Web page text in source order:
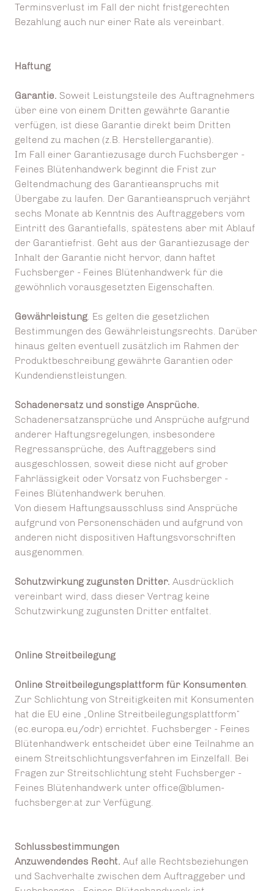
Terminsverlust im Fall der nicht fristgerechten
Bezahlung auch nur einer Rate als vereinbart.
Haftung
Garantie. Soweit Leistungsteile des Auftragnehmers
über eine von einem Dritten gewährte Garantie
verfügen, ist diese Garantie direkt beim Dritten
geltend zu machen (z.B. Herstellergarantie).
Im Fall einer Garantiezusage durch Fuchsberger -
Feines Blütenhandwerk beginnt die Frist zur
Geltendmachung des Garantieanspruchs mit
Übergabe zu laufen. Der Garantieanspruch verjährt
sechs Monate ab Kenntnis des Auftraggebers vom
Eintritt des Garantiefalls, spätestens aber mit Ablauf
der Garantiefrist. Geht aus der Garantiezusage der
Inhalt der Garantie nicht hervor, dann haftet
Fuchsberger - Feines Blütenhandwerk für die
gewöhnlich vorausgesetzten Eigenschaften.
Gewährleistung. Es gelten die gesetzlichen
Bestimmungen des Gewährleistungsrechts. Darüber
hinaus gelten eventuell zusätzlich im Rahmen der
Produktbeschreibung gewährte Garantien oder
Kundendienstleistungen.
Schadenersatz und sonstige Ansprüche.
Schadenersatzansprüche und Ansprüche aufgrund
anderer Haftungsregelungen, insbesondere
Regressansprüche, des Auftraggebers sind
ausgeschlossen, soweit diese nicht auf grober
Fahrlässigkeit oder Vorsatz von Fuchsberger -
Feines Blütenhandwerk beruhen.
Von diesem Haftungsausschluss sind Ansprüche
aufgrund von Personenschäden und aufgrund von
anderen nicht dispositiven Haftungsvorschriften
ausgenommen.
Schutzwirkung zugunsten Dritter. Ausdrücklich
vereinbart wird, dass dieser Vertrag keine
Schutzwirkung zugunsten Dritter entfaltet.
Online Streitbeilegung
Online Streitbeilegungsplattform für Konsumenten.
Zur Schlichtung von Streitigkeiten mit Konsumenten
hat die EU eine „Online Streitbeilegungsplattform“
(ec.europa.eu/odr) errichtet. Fuchsberger - Feines
Blütenhandwerk entscheidet über eine Teilnahme an
einem Streitschlichtungsverfahren im Einzelfall. Bei
Fragen zur Streitschlichtung steht Fuchsberger -
Feines Blütenhandwerk unter office@blumen-
fuchsberger.at zur Verfügung.
Schlussbestimmungen
Anzuwendendes Recht. Auf alle Rechtsbeziehungen
und Sachverhalte zwischen dem Auftraggeber und